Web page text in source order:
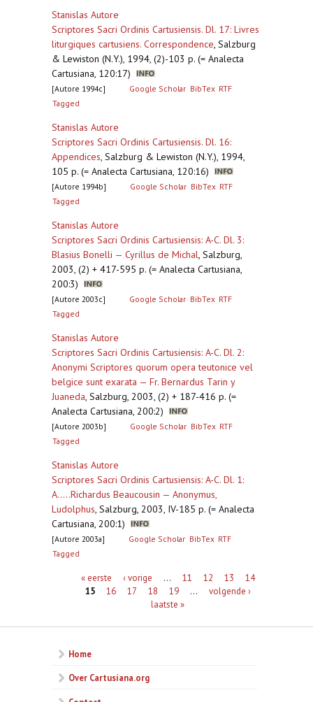
Stanislas Autore
Scriptores Sacri Ordinis Cartusiensis. Dl. 17: Livres
liturgiques cartusiens. Correspondence, Salzburg
& Lewiston (N.Y.), 1994, (2)-103 p. (= Analecta
Cartusiana, 120:17)
[Autore 1994c] Google Scholar BibTex RTF
Tagged
Stanislas Autore
Scriptores Sacri Ordinis Cartusiensis. Dl. 16:
Appendices, Salzburg & Lewiston (N.Y.), 1994,
105 p. (= Analecta Cartusiana, 120:16)
[Autore 1994b] Google Scholar BibTex RTF
Tagged
Stanislas Autore
Scriptores Sacri Ordinis Cartusiensis: A-C. Dl. 3:
Blasius Bonelli — Cyrillus de Michal, Salzburg,
2003, (2) + 417-595 p. (= Analecta Cartusiana,
200:3)
[Autore 2003c] Google Scholar BibTex RTF
Tagged
Stanislas Autore
Scriptores Sacri Ordinis Cartusiensis: A-C. Dl. 2:
Anonymi Scriptores quorum opera teutonice vel
belgice sunt exarata — Fr. Bernardus Tarin y
Juaneda, Salzburg, 2003, (2) + 187-416 p. (=
Analecta Cartusiana, 200:2)
[Autore 2003b] Google Scholar BibTex RTF
Tagged
Stanislas Autore
Scriptores Sacri Ordinis Cartusiensis: A-C. Dl. 1:
A.....Richardus Beaucousin — Anonymus,
Ludolphus, Salzburg, 2003, IV-185 p. (= Analecta
Cartusiana, 200:1)
[Autore 2003a] Google Scholar BibTex RTF
Tagged
Pagina's« eerste ‹ vorige … 11 12 13
14
15
16 17 18 19 …
volgende ›
laatste »
Home
Over Cartusiana.org